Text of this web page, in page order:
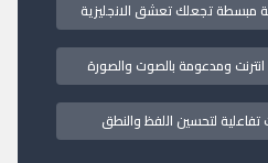
مبسطة تجعلك تعشق الانجليزية
ومدعومة بالصوت والصورة